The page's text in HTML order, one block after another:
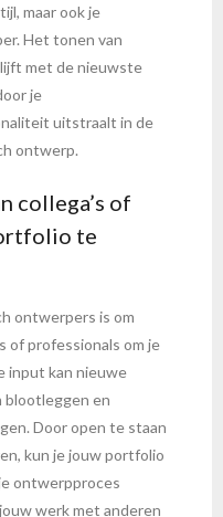
maar ook je
Het tonen van
met de nieuwste
je
uitstraalt in de
ontwerp.
collega’s of
te
ontwerpers is om
of professionals om je
input kan nieuwe
blootleggen en
Door open te staan
kun je jouw portfolio
ontwerpproces
werk met anderen